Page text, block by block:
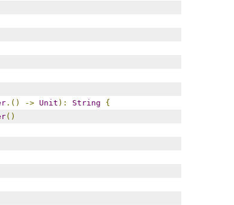
.() -> Unit ): String
{
()